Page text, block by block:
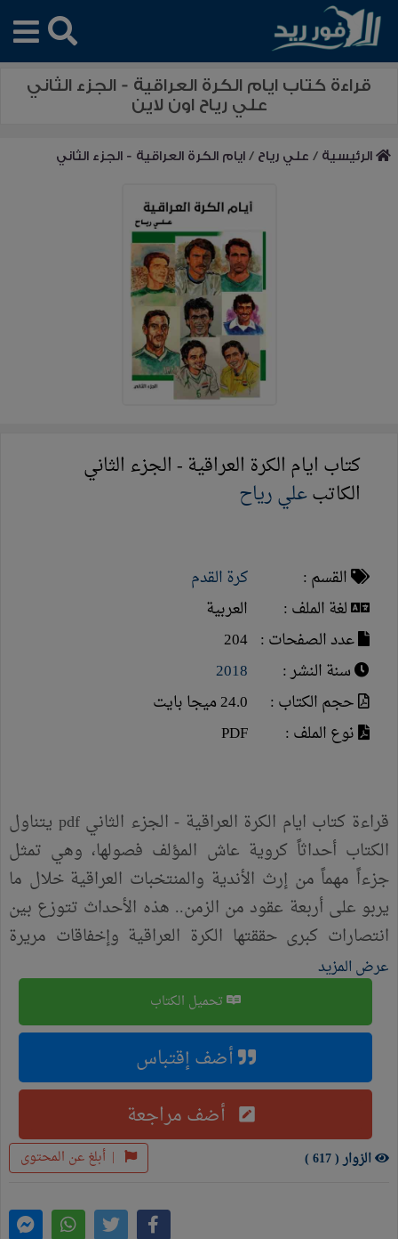
قراءة كتاب ايام الكرة العراقية - الجزء الثاني
علي رياح اون لاين
الرئيسية / علي رياح /ايام الكرة العراقية - الجزء الثاني
كتاب ايام الكرة العراقية - الجزء الثاني
الكاتبعلي رياح
القسم :
كرة القدم
لغة الملف :
العربية
عدد الصفحات : 204
سنة النشر :
2018
حجم الكتاب :
24.0 ميجا بايت
نوع الملف :
PDF
قراءة كتاب ايام الكرة العراقية - الجزء الثاني pdf يتناول
الكتاب أحداثاً كروية عاش المؤلف فصولها، وهي تمثل
جزءاً مهماً من إرث الأندية والمنتخبات العراقية خلال ما
يربو على أربعة عقود من الزمن.. هذه الأحداث تتوزع بين
انتصارات كبرى حققتها الكرة العراقية وإخفاقات مريرة
خرجت بها، بالإضافة إلى توثيق لمحات من مسيرة نخبة
من نجوم الكرة في العراق خلال هذه العقود.
عرض المزيد
تحميل الكتاب
أضف إقتباس
أضف مراجعة
| أبلغ عن المحتوى الزوار ( 617 )